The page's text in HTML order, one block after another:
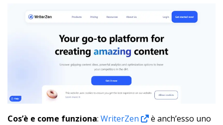
Cos’è e come funziona: WriterZen è anch’esso uno